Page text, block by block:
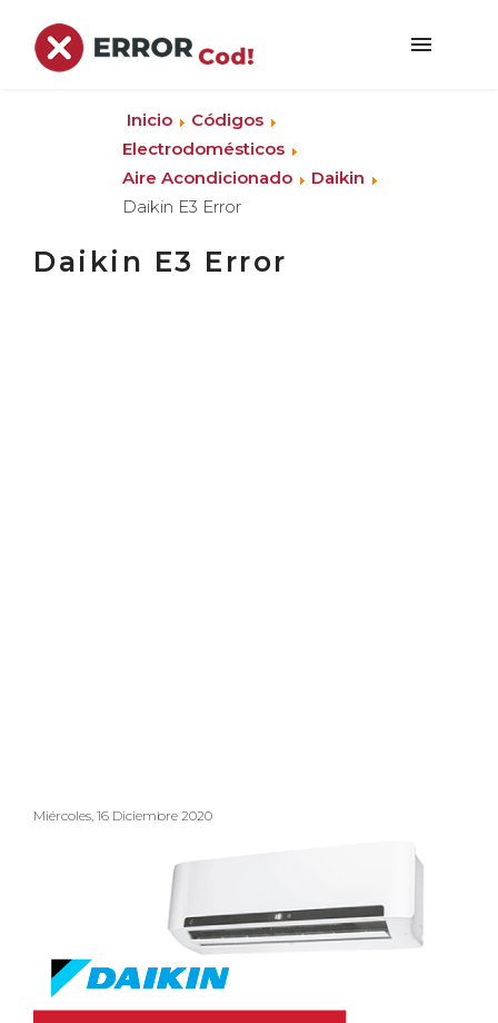
Inicio
Códigos
Electrodomésticos
Aire Acondicionado
Daikin
Daikin E3 Error
Daikin E3 Error
Miércoles, 16 Diciembre 2020